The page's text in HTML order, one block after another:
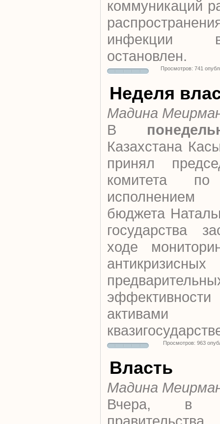
коммуникаций
инфекции
остановлен.
Просмотров: 741
Неделя
Мадина
В
Казахстана
принял
комитета
исполнением
бюджета
государства
ходе
Просмотров: 963
Власть
Мадина
Вчера,